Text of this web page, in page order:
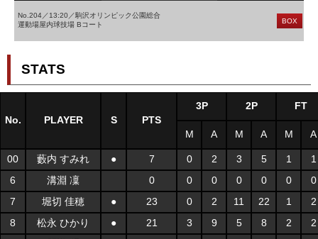
No.204／13:20／駒沢オリンピック公園総合
運動場屋内球技場 Bコート
BOX
STATS
No. PLAYER S PTS
3P 2P FT
M A M A M A
00 藪内 すみれ ● 7 0 2 3 5 1
1
6
溝淵 凜 0 0 0 0 0 0
0
7
堀切 佳穂 ● 23 0 2 11 22 1
2
8
松永 ひかり ● 21 3 9 5 8 2
2